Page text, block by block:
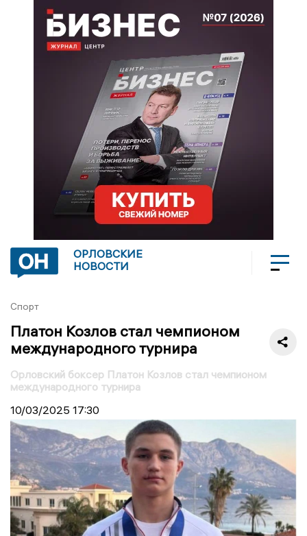
ОРЛОВСКИЕ
НОВОСТИ
Спорт
Платон Козлов стал чемпионом
международного турнира
Орловский боксер Платон Козлов стал чемпионом
международного турнира
10/03/2025 17:30